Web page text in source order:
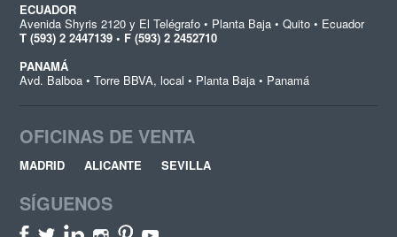
ECUADOR
Avenida Shyris 2120 y El Telégrafo • Planta Baja • Quito • Ecuador
T (593) 2 2447139 • F (593) 2 2452710
PANAMÁ
Avd. Balboa • Torre BBVA, local • Planta Baja • Panamá
OFICINAS DE VENTA
MADRID ALICANTE SEVILLA
SÍGUENOS